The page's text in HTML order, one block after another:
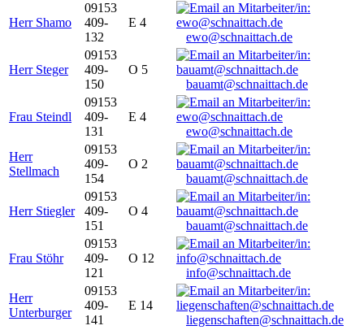
Herr Shamo
09153
409-
132
E 4
ewo@schnaittach.de
Herr Steger
09153
409-
150
O 5
bauamt@schnaittach.de
Frau Steindl
09153
409-
131
E 4
ewo@schnaittach.de
Herr
Stellmach
09153
409-
154
O 2
bauamt@schnaittach.de
Herr Stiegler
09153
409-
151
O 4
bauamt@schnaittach.de
Frau Stöhr
09153
409-
121
O 12
info@schnaittach.de
Herr
Unterburger
09153
409-
141
E 14
liegenschaften@schnaittach.de